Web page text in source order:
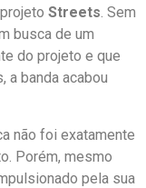
Streets. Sem
busca de um
do projeto e que
banda acabou
não foi exatamente
Porém, mesmo
pela sua